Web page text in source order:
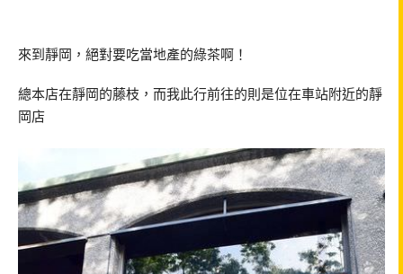
來到靜岡，絕對要吃當地產的綠茶啊！
總本店在靜岡的藤枝，而我此行前往的則是位在車站附近的靜
岡店